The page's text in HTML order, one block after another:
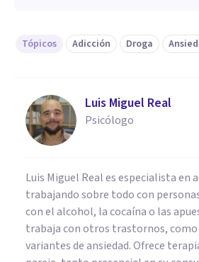
Tópicos Adicción Droga
Luis Miguel Real
Psicólogo
Luis Miguel Real es especialista en
trabajando sobre todo con
con el alcohol, la cocaína o las
trabaja con otros trastornos, como
variantes de ansiedad. Ofrece